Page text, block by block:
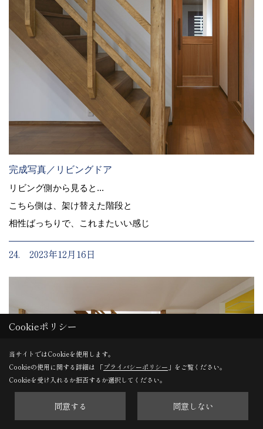
完成写真／リビングドア
リビング側から見ると...
こちら側は、架け替えた階段と
相性ばっちりで、これまたいい感じ
24. 2023年12月16日
Cookieポリシー
当サイトではCookieを使用します。
Cookieの使用に関する詳細は 「プライバシーポリシー 」をご覧ください。
Cookieを受け入れるか拒否するか選択してください。
同意する 同意しない